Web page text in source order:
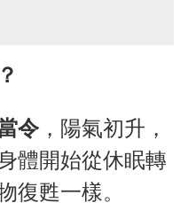
令 ，陽氣初升，
體開始從休眠轉
復甦一樣。